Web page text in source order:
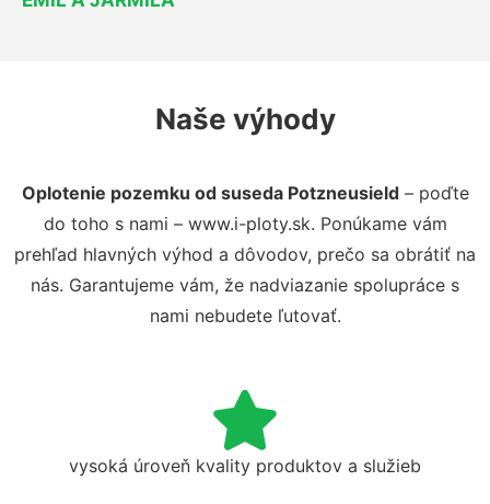
Naše výhody
Oplotenie pozemku od suseda Potzneusield– poďte
do toho s nami – www.i-ploty.sk. Ponúkame vám
prehľad hlavných výhod a dôvodov, prečo sa obrátiť na
nás. Garantujeme vám, že nadviazanie spolupráce s
nami nebudete ľutovať.
vysoká úroveň kvality produktov a služieb